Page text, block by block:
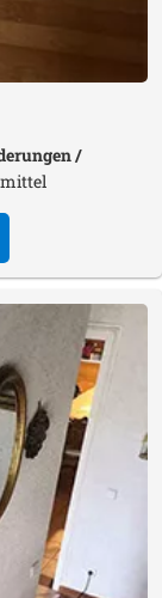
/